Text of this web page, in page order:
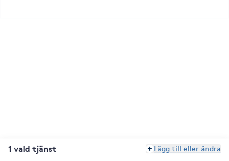
1 vald tjänst Lägg till eller ändra